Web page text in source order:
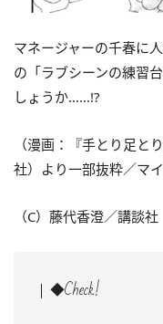
マネージャーの千春に
の「ラブシーンの練習
しょうか……!?
（漫画：『手とり足と
社）より一部抜粋／マ
（C）藤代香澄／講談社
◆Check!